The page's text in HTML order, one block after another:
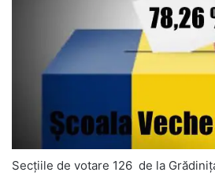
Secțiile de votare 126 de la